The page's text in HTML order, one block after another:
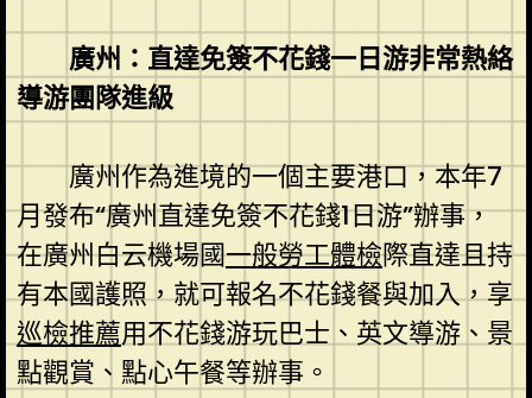
廣州：直達免簽不花錢一日游非常熱絡
導游團隊進級
廣州作為進境的一個主要港口，本年7
月發布“廣州直達免簽不花錢1日游”辦事，
在廣州白云機場國一般勞工體檢際直達且持
有本國護照，就可報名不花錢餐與加入，享
巡檢推薦用不花錢游玩巴士、英文導游、景
點觀賞、點心午餐等辦事。